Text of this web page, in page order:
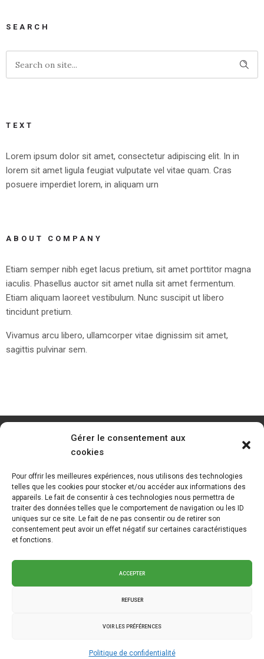
Gérer le consentement aux
cookies
Pour offrir les meilleures expériences, nous utilisons des technologies
telles que les cookies pour stocker et/ou accéder aux informations des
appareils. Le fait de consentir à ces technologies nous permettra de
traiter des données telles que le comportement de navigation ou les ID
uniques sur ce site. Le fait de ne pas consentir ou de retirer son
consentement peut avoir un effet négatif sur certaines caractéristiques
et fonctions.
ACCEPTER
REFUSER
VOIR LES PRÉFÉRENCES
Politique de confidentialité
SEARCH
TEXT
Lorem ipsum dolor sit amet, consectetur adipiscing elit. In in
lorem sit amet ligula feugiat vulputate vel vitae quam. Cras
posuere imperdiet lorem, in aliquam urn
ABOUT COMPANY
Etiam semper nibh eget lacus pretium, sit amet porttitor magna
iaculis. Phasellus auctor sit amet nulla sit amet fermentum.
Etiam aliquam laoreet vestibulum. Nunc suscipit ut libero
tincidunt pretium.
Vivamus arcu libero, ullamcorper vitae dignissim sit amet,
sagittis pulvinar sem.